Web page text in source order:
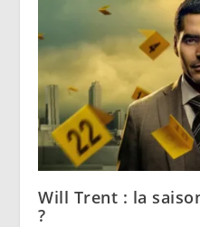
Will Trent : la
?